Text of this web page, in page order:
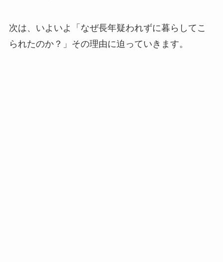
次は、いよいよ「なぜ長年疑われずに暮らしてこ
られたのか？」その理由に迫っていきます。